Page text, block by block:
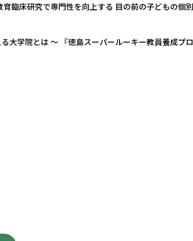
床研究で専門性を向上する 目の前の子どもの個
学院とは ～ 『徳島スーパールーキー教員養成プ